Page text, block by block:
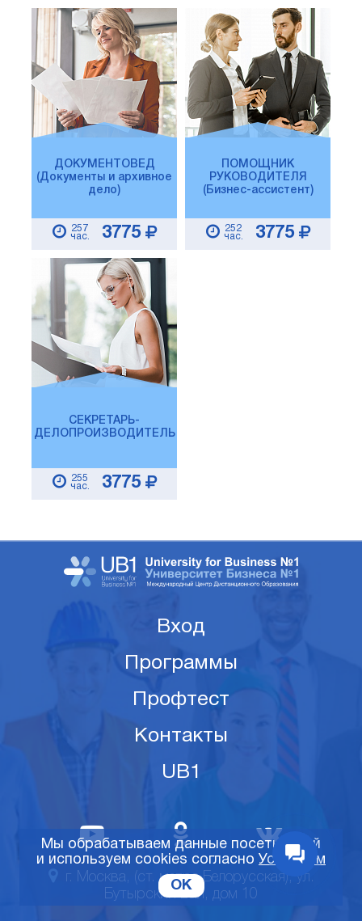
ДОКУМЕНТОВЕД
(Документы и архивное
дело)
257
час.
3775
ПОМОЩНИК
РУКОВОДИТЕЛЯ
(Бизнес-ассистент)
252
час.
3775
СЕКРЕТАРЬ-
ДЕЛОПРОИЗВОДИТЕЛЬ
255
час.
3775
Вход
Программы
Профтест
Контакты
UB1
г. Москва, (ст. метро Белорусская), ул.
Бутырский Вал, дом 10
Мы обрабатываем данные посетителей
и используем cookies согласно Условиям
OK